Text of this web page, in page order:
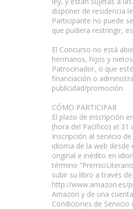
disponer de residencia
Participante no puede
que pudiera restringir,
El Concurso no está
hermanos, hijos y
Patrocinador, o que
financiación o
publicidad/promoción.
CÓMO PARTICIPAR
El plazo de inscripción
(hora del Pacífico) el 31
Inscripción al servicio
idioma de la web desde
original e inédito en
término
subir su libro a través
http://www.amazon.es/
Amazon y de una
Condiciones de